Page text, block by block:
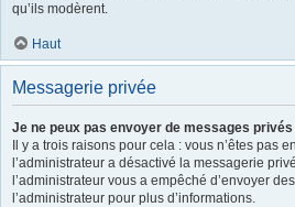
qu’ils modèrent.
Haut
Messagerie privée
Je ne peux pas envoyer de messages privés
Il y a trois raisons pour cela : vous n’êtes pas
l’administrateur a désactivé la messagerie
l’administrateur vous a empêché d’envoyer
l’administrateur pour plus d’informations.